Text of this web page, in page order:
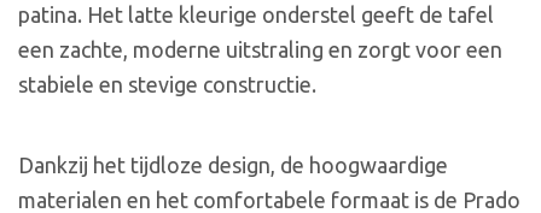
patina. Het latte kleurige onderstel geeft de tafel
een zachte, moderne uitstraling en zorgt voor een
stabiele en stevige constructie.
Dankzij het tijdloze design, de hoogwaardige
materialen en het comfortabele formaat is de Prado